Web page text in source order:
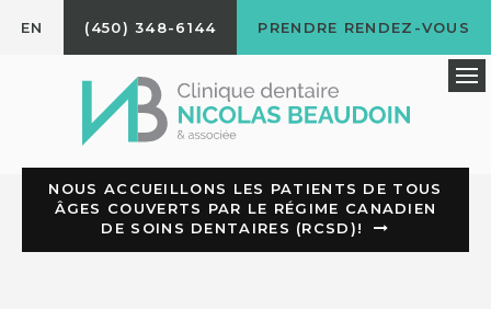
EN (450) 348-6144 PRENDRE RENDEZ-VOUS
NOUS ACCUEILLONS LES PATIENTS DE TOUS
ÂGES COUVERTS PAR LE RÉGIME CANADIEN
DE SOINS DENTAIRES (RCSD)!